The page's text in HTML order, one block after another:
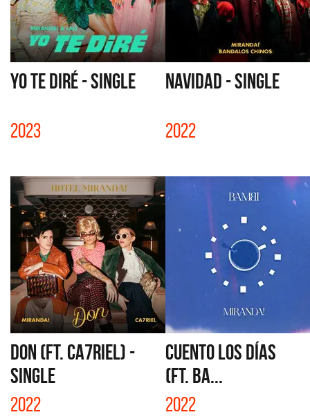
YO TE DIRÉ - SINGLE
2023
NAVIDAD - SINGLE
2022
DON (FT. CA7RIEL) -
SINGLE
2022
CUENTO LOS DÍAS
(FT. BA...
2022